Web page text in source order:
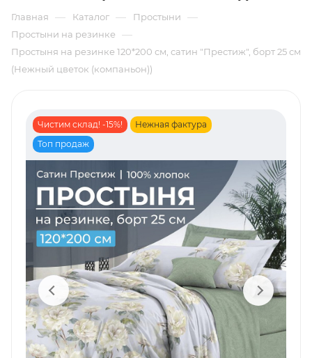
Главная — Каталог — Простыни —
Простыни на резинке —
Простыня на резинке 120*200 см, сатин "Престиж", борт 25 см
(Нежный цветок (компаньон))
Чистим склад! -15%!
Нежная фактура
Топ продаж